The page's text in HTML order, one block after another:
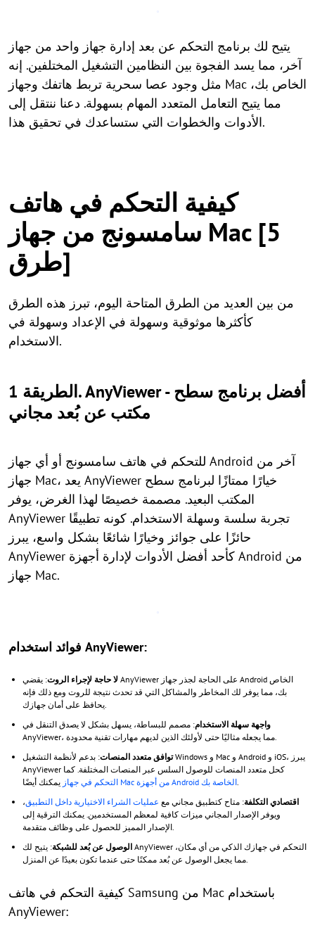
يتيح لك برنامج التحكم عن بعد إدارة جهاز واحد من جهاز
آخر، مما يسد الفجوة بين النظامين التشغيل المختلفين. إنه
مثل وجود عصا سحرية تربط هاتفك وجهاز Mac الخاص بك،
مما يتيح التعامل المتعدد المهام بسهولة. دعنا ننتقل إلى
الأدوات والخطوات التي ستساعدك في تحقيق هذا.
كيفية التحكم في هاتف
سامسونج من جهاز Mac [5
طرق]
من بين العديد من الطرق المتاحة اليوم، تبرز هذه الطرق
كأكثرها موثوقية وسهولة في الإعداد وسهولة في
الاستخدام.
الطريقة 1. AnyViewer - أفضل برنامج سطح
مكتب عن بُعد مجاني
للتحكم في هاتف سامسونج أو أي جهاز Android آخر من
جهاز Mac، يعد AnyViewer خيارًا ممتازًا لبرنامج سطح
المكتب البعيد. مصممة خصيصًا لهذا الغرض، يوفر
AnyViewer تجربة سلسة وسهلة الاستخدام. كونه تطبيقًا
حائزًا على جوائز وخيارًا شائعًا بشكل واسع، يبرز
AnyViewer كأحد أفضل الأدوات لإدارة أجهزة Android من
جهاز Mac.
فوائد استخدام AnyViewer:
لا حاجة لإجراء الروت: يقضي AnyViewer على الحاجة لجذر جهاز Android الخاص
بك، مما يوفر لك المخاطر والمشاكل التي قد تحدث نتيجة للروت ومع ذلك فإنه
يحافظ على أمان جهازك.
واجهة سهلة الاستخدام: مصمم للبساطة، يسهل بشكل لا يصدق التنقل في
AnyViewer، مما يجعله مثاليًا حتى لأولئك الذين لديهم مهارات تقنية محدودة.
توافق متعدد المنصات: بدعم لأنظمة التشغيل Windows و Mac و Android و iOS، يبرز
AnyViewer كحل متعدد المنصات للوصول السلس عبر المنصات المختلفة. كما
التحكم في جهاز Mac من أجهزة Android الخاصة بك.
اقتصادي التكلفة: متاح كتطبيق مجاني مع عمليات الشراء الاختيارية داخل التطبيق،
ويوفر الإصدار المجاني ميزات كافية لمعظم المستخدمين. يمكنك الترقية إلى
الإصدار المميز للحصول على وظائف متقدمة.
الوصول عن بُعد للشبكة: يتيح لك AnyViewer التحكم في جهازك الذكي من أي مكان،
مما يجعل الوصول عن بُعد ممكنًا حتى عندما تكون بعيدًا عن المنزل.
كيفية التحكم في هاتف Samsung من Mac باستخدام
AnyViewer: